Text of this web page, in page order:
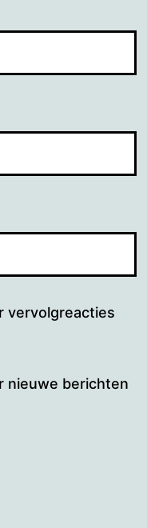
vervolgreacties
nieuwe berichten